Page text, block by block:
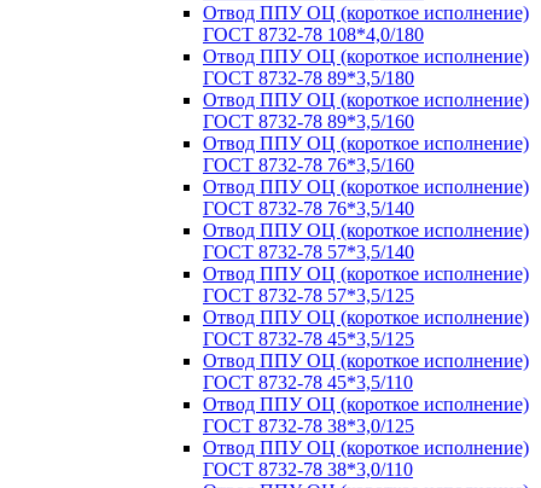
Отвод ППУ ОЦ (короткое исполнение)
ГОСТ 8732-78 108*4,0/180
Отвод ППУ ОЦ (короткое исполнение)
ГОСТ 8732-78 89*3,5/180
Отвод ППУ ОЦ (короткое исполнение)
ГОСТ 8732-78 89*3,5/160
Отвод ППУ ОЦ (короткое исполнение)
ГОСТ 8732-78 76*3,5/160
Отвод ППУ ОЦ (короткое исполнение)
ГОСТ 8732-78 76*3,5/140
Отвод ППУ ОЦ (короткое исполнение)
ГОСТ 8732-78 57*3,5/140
Отвод ППУ ОЦ (короткое исполнение)
ГОСТ 8732-78 57*3,5/125
Отвод ППУ ОЦ (короткое исполнение)
ГОСТ 8732-78 45*3,5/125
Отвод ППУ ОЦ (короткое исполнение)
ГОСТ 8732-78 45*3,5/110
Отвод ППУ ОЦ (короткое исполнение)
ГОСТ 8732-78 38*3,0/125
Отвод ППУ ОЦ (короткое исполнение)
ГОСТ 8732-78 38*3,0/110